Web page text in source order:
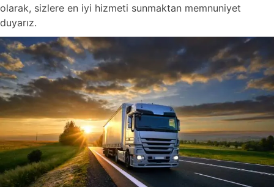
olarak, sizlere en iyi hizmeti sunmaktan memnuniyet
duyarız.